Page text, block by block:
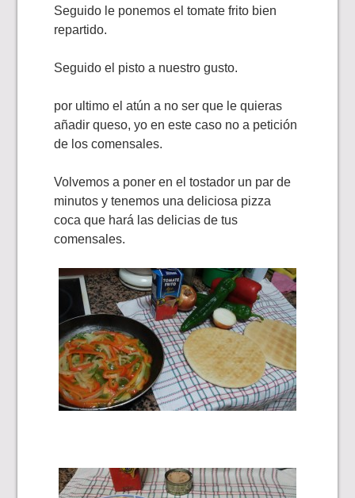
Seguido le ponemos el tomate frito bien
repartido.
Seguido el pisto a nuestro gusto.
por ultimo el atún a no ser que le quieras
añadir queso, yo en este caso no a petición
de los comensales.
Volvemos a poner en el tostador un par de
minutos y tenemos una deliciosa pizza
coca que hará las delicias de tus
comensales.